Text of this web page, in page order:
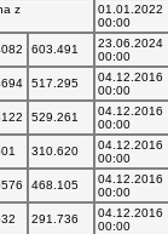
z
01.01.2022
00:00
603.491
23.06.2024
00:00
517.295
04.12.2016
00:00
529.261
04.12.2016
00:00
310.620
04.12.2016
00:00
468.105
04.12.2016
00:00
291.736
04.12.2016
00:00